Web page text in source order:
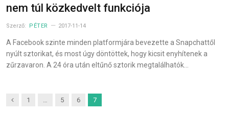
nem túl közkedvelt funkciója
Szerző: PÉTER 2017-11-14
A Facebook szinte minden platformjára bevezette a Snapchattől
nyúlt sztorikat, és most úgy döntöttek, hogy kicsit enyhítenek a
zűrzavaron. A 24 óra után eltűnő sztorik megtalálhatók…
Previous
1 … 5 6 7